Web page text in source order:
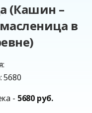
(Кашин –
в
5680
- 5680 руб.